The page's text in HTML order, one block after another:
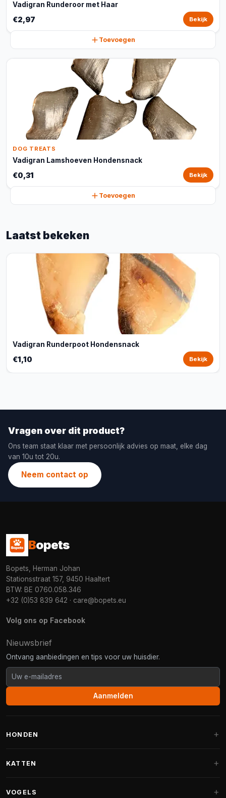
Vadigran Runderoor met Haar
€2,97 Bekijk
Toevoegen
DOG TREATS
Vadigran Lamshoeven Hondensnack
€0,31 Bekijk
Toevoegen
Laatst bekeken
Vadigran Runderpoot Hondensnack
€1,10 Bekijk
Vragen over dit product?
Ons team staat klaar met persoonlijk advies op maat, elke dag
van 10u tot 20u.
Neem contact op
Bopets
Bopets, Herman Johan
Stationsstraat 157, 9450 Haaltert
BTW: BE 0760.058.346
+32 (0)53 839 642 · care@bopets.eu
Volg ons op Facebook
Nieuwsbrief
Ontvang aanbiedingen en tips voor uw huisdier.
Aanmelden
HONDEN
Fantail hondenmanden
KATTEN
VOGELS